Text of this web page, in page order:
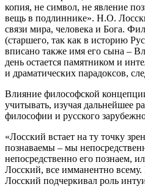
копия, не символ, не явление
вещь в подлиннике». Н.О.
связи мира, человека и Бога.
(старшего, так как в историю
вписано также имя его сына –
день остается памятником и
и драматических парадоксов,
Влияние философской
учитывать, изучая дальнейшее
философии и русского
«Лосский встает на ту точку
познаваемы – мы
непосредственно его познаем,
Лосский, все имманентно
Лосский подчеркивал роль